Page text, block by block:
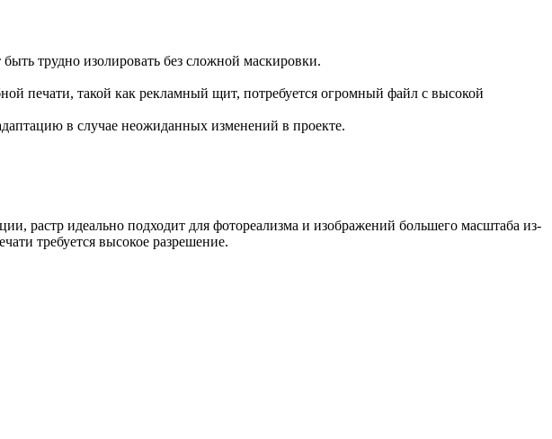
трудно изолировать без сложной маскировки.
печати, такой как рекламный щит, потребуется огромный файл с высокой
в случае неожиданных изменений в проекте.
растр идеально подходит для фотореализма и изображений большего масштаба из-
требуется высокое разрешение.